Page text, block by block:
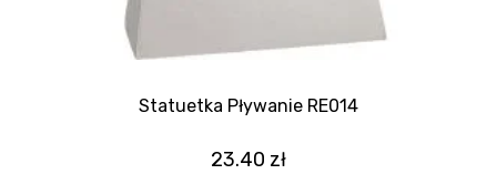
Statuetka Pływanie RE014
23.40 zł